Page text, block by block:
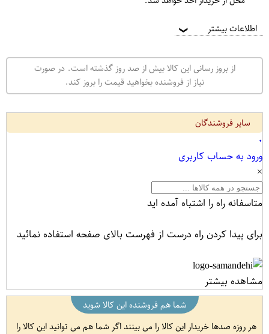
اطلاعات بیشتر ❯
از بروز رسانی این کالا بیش از صد روز گذشته است. در صورت
نیاز از فروشنده بخواهید قیمت را بروز کند.
سایر فروشندگان
۰
ورود به حساب کاربری
×
متاسفانه راه را اشتباه آمده اید
برای پیدا کردن راه درست از فهرست بالای صفحه استفاده نمائید
مشاهده بیشتر
شما هم فروشنده این کالا شوید
هر روزه صدها خریدار این کالا را می بینند اگر شما هم می توانید این کالا را